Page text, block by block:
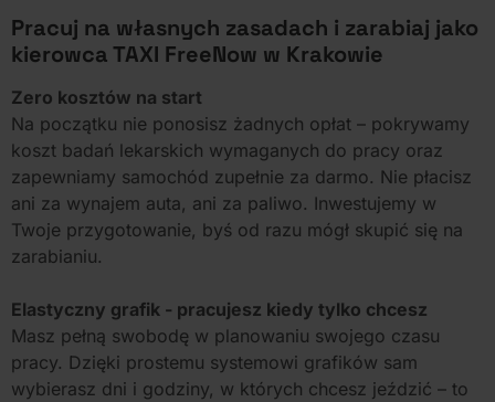
Pracuj na własnych zasadach i zarabiaj jako
kierowca TAXI FreeNow w Krakowie
Zero kosztów na start
Na początku nie ponosisz żadnych opłat – pokrywamy
koszt badań lekarskich wymaganych do pracy oraz
zapewniamy samochód zupełnie za darmo. Nie płacisz
ani za wynajem auta, ani za paliwo. Inwestujemy w
Twoje przygotowanie, byś od razu mógł skupić się na
zarabianiu.
Elastyczny grafik - pracujesz kiedy tylko chcesz
Masz pełną swobodę w planowaniu swojego czasu
pracy. Dzięki prostemu systemowi grafików sam
wybierasz dni i godziny, w których chcesz jeździć – to